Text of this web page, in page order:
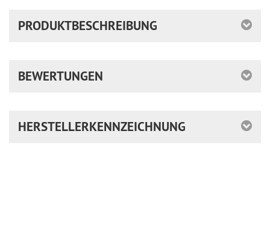
PRODUKTBESCHREIBUNG
BEWERTUNGEN
HERSTELLERKENNZEICHNUNG